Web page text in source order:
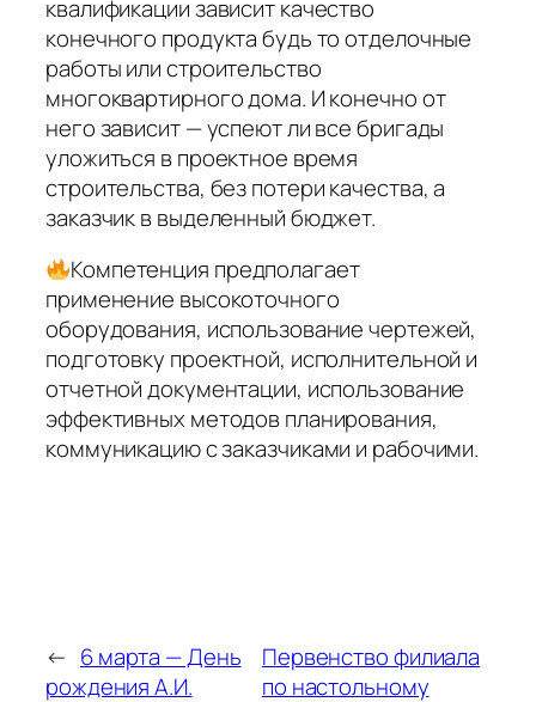
квалификации зависит качество
конечного продукта будь то отделочные
работы или строительство
многоквартирного дома. И конечно от
него зависит — успеют ли все бригады
уложиться в проектное время
строительства, без потери качества, а
заказчик в выделенный бюджет.
Компетенция предполагает
применение высокоточного
оборудования, использование чертежей,
подготовку проектной, исполнительной и
отчетной документации, использование
эффективных методов планирования,
коммуникацию с заказчиками и рабочими.
← 6 марта — День
рождения А.И.
Первенство филиала
по настольному